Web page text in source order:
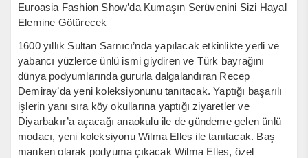
Euroasia Fashion Show’da Kumaşın Serüvenini Sizi Hayal
Elemine Götürecek
1600 yıllık Sultan Sarnıcı’nda yapılacak etkinlikte yerli ve
yabancı yüzlerce ünlü ismi giydiren ve Türk bayrağını
dünya podyumlarında gururla dalgalandıran Recep
Demiray’da yeni koleksiyonunu tanıtacak. Yaptığı başarılı
işlerin yanı sıra köy okullarına yaptığı ziyaretler ve
Diyarbakır’a açacağı anaokulu ile de gündeme gelen ünlü
modacı, yeni koleksiyonu Wilma Elles ile tanıtacak. Baş
manken olarak podyuma çıkacak Wilma Elles, özel